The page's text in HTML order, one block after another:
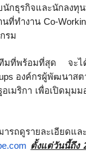
นักธุรกิจและนักลงทุ
นที่ทำงานCo-
รม
ที่พร้อมที่สุด จะได้
องค์กรผู้พัฒนาส
เมริกา เพื่อเปิดมุม
รายละเอียดและ
ตั้งแต่วันนี้ถึง